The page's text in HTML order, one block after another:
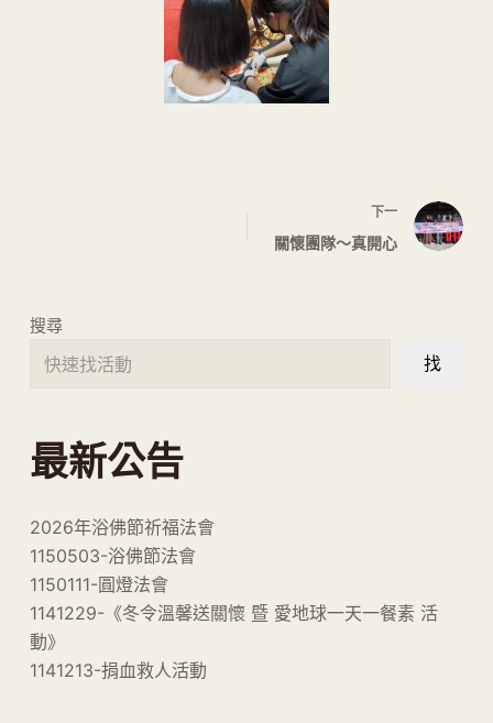
下一
關懷團隊～真開心
搜尋
找
最新公告
2026年浴佛節祈福法會
1150503-浴佛節法會
1150111-圓燈法會
1141229-《冬令溫馨送關懷 暨 愛地球一天一餐素 活
動》
1141213-捐血救人活動